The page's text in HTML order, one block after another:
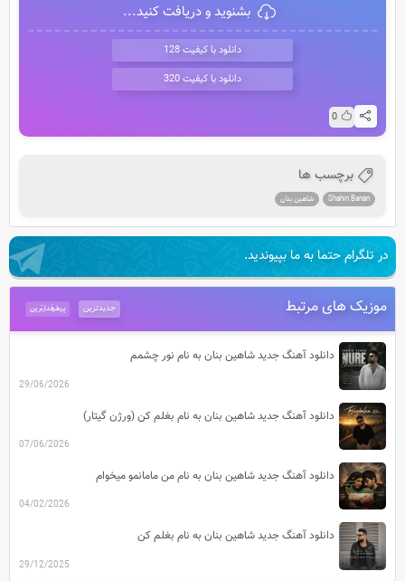
بشنوید و دریافت کنید...
دانلود با کیفیت 128
دانلود با کیفیت 320
0
برچسب ها
Shahin Banan شاهین بنان
در تلگرام حتما به ما بپیوندید.
موزیک های مرتبط پرطرفدارترین جدیدترین
دانلود آهنگ جدید شاهین بنان به نام نور چشمم
29/06/2026
دانلود آهنگ جدید شاهین بنان به نام بغلم کن (ورژن گیتار)
07/06/2026
دانلود آهنگ جدید شاهین بنان به نام من مامانمو میخوام
04/02/2026
دانلود آهنگ جدید شاهین بنان به نام بغلم کن
29/12/2025